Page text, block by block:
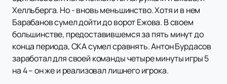
Хелльберга. Но - вновь меньшинство. Хотя и в нем
Барабанов сумел дойти до ворот Ежова. В своем
большинстве, предоставившемся за пять минут до
конца периода, СКА сумел сравнять. Антон Бурдасов
заработал для своей команды четыре минуты игры 5
на 4 – он же и реализовал лишнего игрока.